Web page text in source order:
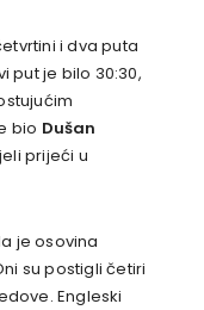
i dva puta
put je bilo 30:30,
bio Dušan
prijeći u
je osovina
su postigli četiri
Engleski